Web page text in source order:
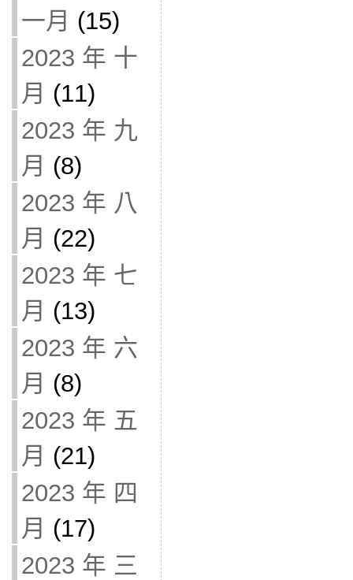
一月 (15)
2023 年 十
月 (11)
2023 年 九
月 (8)
2023 年 八
月 (22)
2023 年 七
月 (13)
2023 年 六
月 (8)
2023 年 五
月 (21)
2023 年 四
月 (17)
2023 年 三